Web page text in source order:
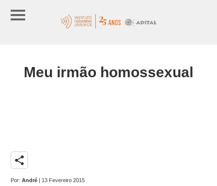
Meu irmão homossexual
share
Por:André | 13 Fevereiro 2015